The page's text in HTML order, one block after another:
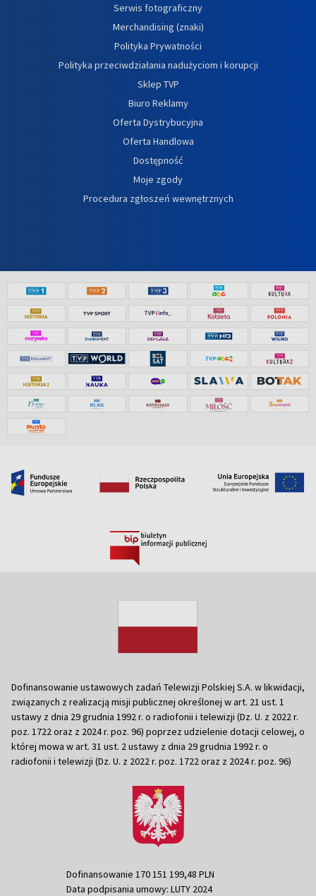
Serwis fotograficzny
Merchandising (znaki)
Polityka Prywatności
Polityka przeciwdziałania nadużyciom i korupcji
Sklep TVP
Biuro Reklamy
Oferta Dystrybucyjna
Oferta Handlowa
Dostępność
Moje zgody
Procedura zgłoszeń wewnętrznych
Dofinansowanie ustawowych zadań Telewizji Polskiej S.A. w likwidacji,
związanych z realizacją misji publicznej określonej w art. 21 ust. 1
ustawy z dnia 29 grudnia 1992 r. o radiofonii i telewizji (Dz. U. z 2022 r.
poz. 1722 oraz z 2024 r. poz. 96) poprzez udzielenie dotacji celowej, o
której mowa w art. 31 ust. 2 ustawy z dnia 29 grudnia 1992 r. o
radiofonii i telewizji (Dz. U. z 2022 r. poz. 1722 oraz z 2024 r. poz. 96)
Dofinansowanie 170 151 199,48 PLN
Data podpisania umowy: LUTY 2024